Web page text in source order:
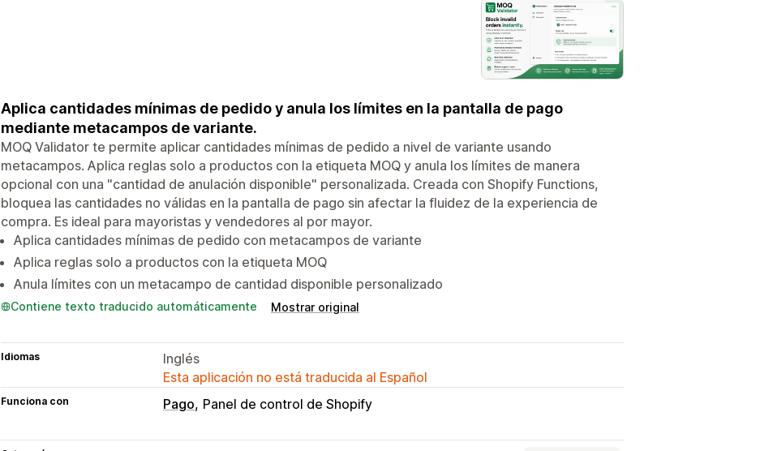
Aplica cantidades mínimas de pedido y anula los límites en la pantalla de pago
mediante metacampos de variante.
MOQ Validator te permite aplicar cantidades mínimas de pedido a nivel de variante usando
metacampos. Aplica reglas solo a productos con la etiqueta MOQ y anula los límites de manera
opcional con una "cantidad de anulación disponible" personalizada. Creada con Shopify Functions,
bloquea las cantidades no válidas en la pantalla de pago sin afectar la fluidez de la experiencia de
compra. Es ideal para mayoristas y vendedores al por mayor.
Aplica cantidades mínimas de pedido con metacampos de variante
Aplica reglas solo a productos con la etiqueta MOQ
Anula límites con un metacampo de cantidad disponible personalizado
Contiene texto traducido automáticamente Mostrar original
Idiomas
Inglés
Esta aplicación no está traducida al Español
Funciona con Pago Panel de control de Shopify